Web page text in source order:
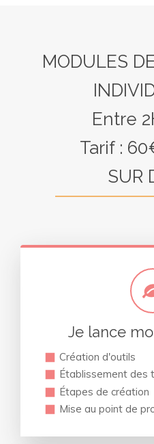
MODULES
Entre
Tarif :
SUR
Je lance
Création d'outils
Établissement des
Étapes de création
Mise au point de